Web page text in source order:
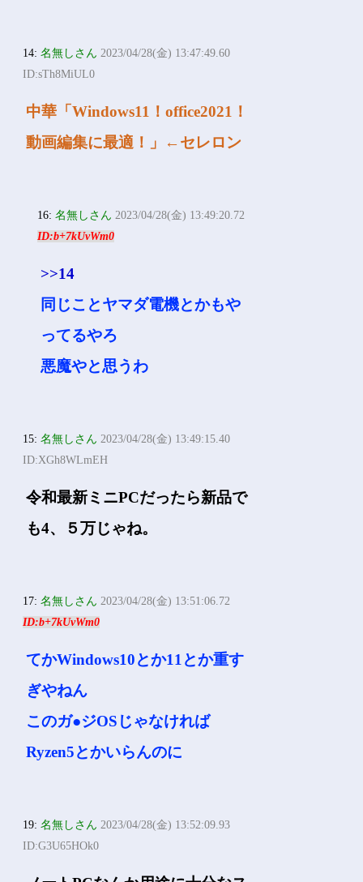
14:名無しさん 2023/04/28(金) 13:47:49.60
ID:sTh8MiUL0
中華「Windows11！office2021！
動画編集に最適！」←セレロン
16:名無しさん 2023/04/28(金) 13:49:20.72
ID:b+7kUvWm0
>>14
同じことヤマダ電機とかもや
ってるやろ
悪魔やと思うわ
15:名無しさん 2023/04/28(金) 13:49:15.40
ID:XGh8WLmEH
令和最新ミニPCだったら新品で
も4、５万じゃね。
17:名無しさん 2023/04/28(金) 13:51:06.72
ID:b+7kUvWm0
てかWindows10とか11とか重す
ぎやねん
このガ●ジOSじゃなければ
Ryzen5とかいらんのに
19:名無しさん 2023/04/28(金) 13:52:09.93
ID:G3U65HOk0